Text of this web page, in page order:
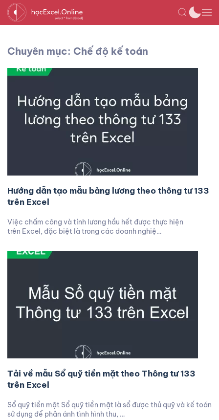
Chuyên mục: Chế độ kế toán
Hướng dẫn tạo mẫu bảng lương theo thông tư 133
trên Excel
Việc chấm công và tính lương hầu hết được thực hiện
trên Excel, đặc biệt là trong các doanh nghiệ…
Tải về mẫu Sổ quỹ tiền mặt theo Thông tư 133
trên Excel
Sổ quỹ tiền mặt Sổ quỹ tiền mặt là sổ được thủ quỹ và kế toán
sử dụng để phản ánh tình hình thu, …